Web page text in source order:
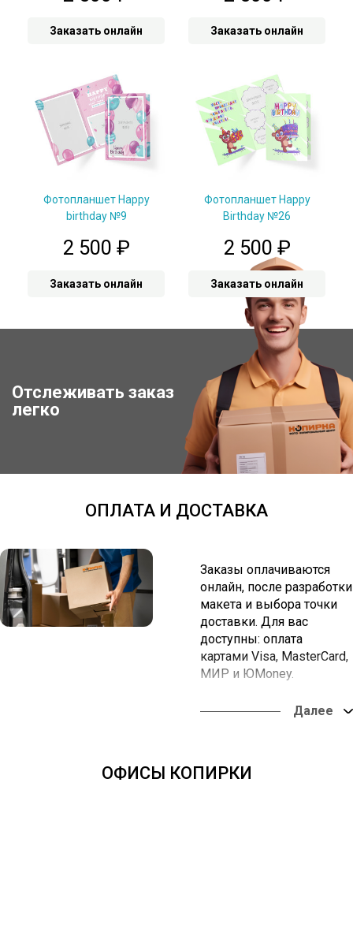
Заказать онлайн Заказать онлайн
Фотопланшет Happy
birthday №9
2 500 ₽
Заказать онлайн
Фотопланшет Happy
Birthday №26
2 500 ₽
Заказать онлайн
Отслеживать заказ
легко
Отследить заказ
ОПЛАТА И ДОСТАВКА
Заказы оплачиваются
онлайн, после разработки
макета и выбора точки
доставки. Для вас
доступны: оплата
картами Visa, MasterCard,
МИР и ЮMoney.
Вы можете забрать заказ
в наших офисах или
ОФИСЫ КОПИРКИ